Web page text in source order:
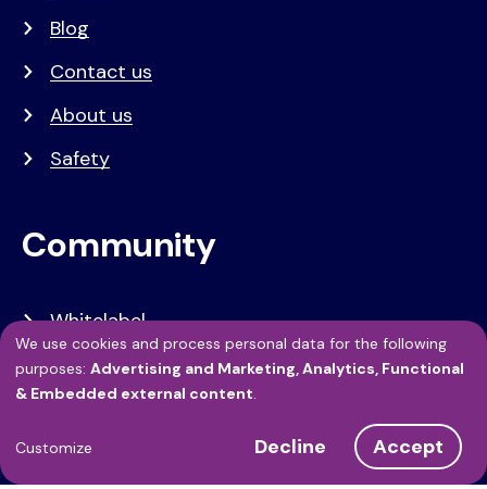
Blog
Contact us
About us
Safety
Community
Whitelabel
Developers
API Referentie
Referenties
Use
personal
We use cookies and process personal data for the following
purposes: Advertising and Marketing, Analytics, Functional
& Embedded external content.
Customize Decline Accept